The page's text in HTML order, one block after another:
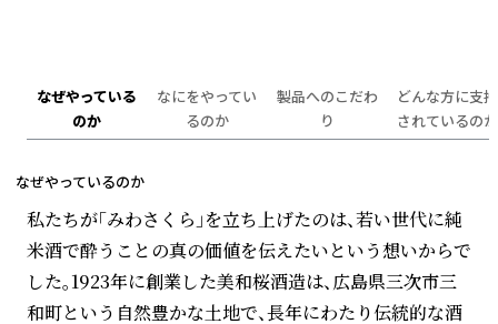
なぜやっている
のか
なにをやってい
るのか
製品へのこだわ
り
どんな方に支持
されているのか
なぜやっているのか
私たちが「みわさくら」を立ち上げたのは、若い世代に純
米酒で酔うことの真の価値を伝えたいという想いからで
した。1923年に創業した美和桜酒造は、広島県三次市三
和町という自然豊かな土地で、長年にわたり伝統的な酒